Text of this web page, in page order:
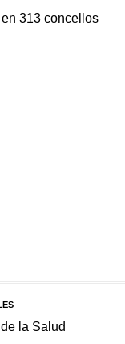
313 concellos
la Salud